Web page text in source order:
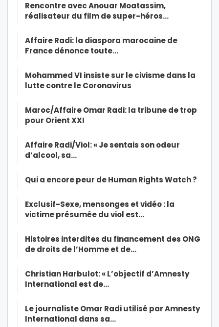
Rencontre avec Anouar Moatassim,
réalisateur du film de super-héros…
Affaire Radi: la diaspora marocaine de
France dénonce toute…
Mohammed VI insiste sur le civisme dans la
lutte contre le Coronavirus
Maroc/Affaire Omar Radi: la tribune de trop
pour Orient XXI
Affaire Radi/Viol: « Je sentais son odeur
d’alcool, sa…
Qui a encore peur de Human Rights Watch ?
Exclusif-Sexe, mensonges et vidéo : la
victime présumée du viol est…
Histoires interdites du financement des ONG
de droits de l’Homme et de…
Christian Harbulot: « L’objectif d’Amnesty
International est de…
Le journaliste Omar Radi utilisé par Amnesty
International dans sa…